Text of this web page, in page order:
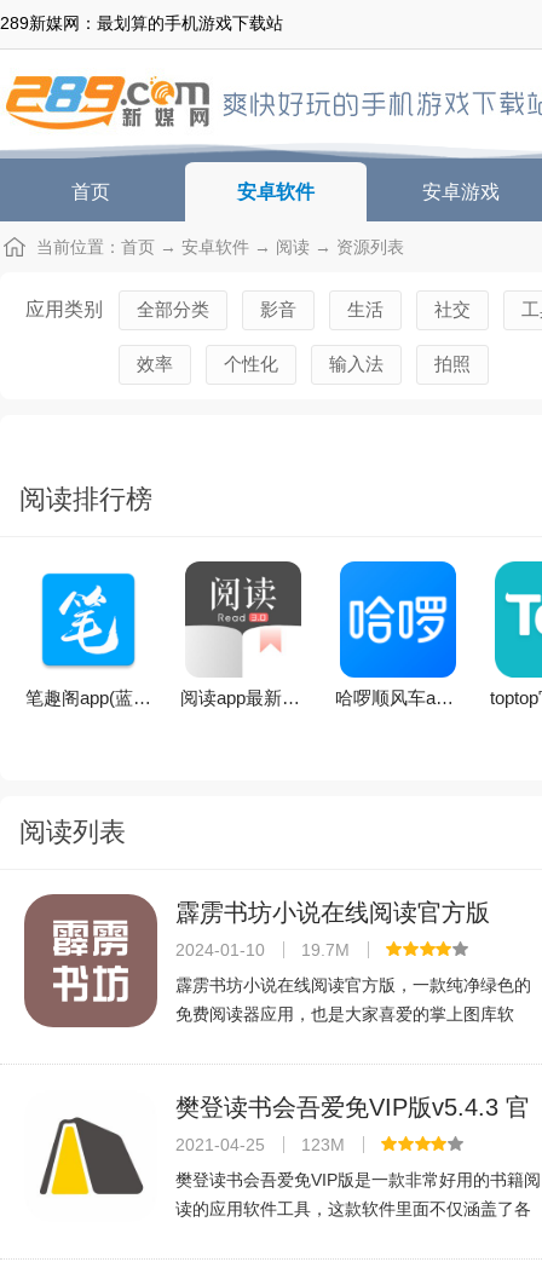
289新媒网：最划算的手机游戏下载站
首页 安卓软件 安卓游戏
当前位置： 首页 → 安卓软件 → 阅读 → 资源列表
应用类别 全部分类 影音 生活 社交
效率 个性化 输入法 拍照
阅读排行榜
笔趣阁app(蓝色版)无广告正版手机版v2021.09.88 安卓版 阅读app最新版下载v3.26.052802官方版 哈啰顺风车app下载最新版本v6.99.71最新版
阅读列表
霹雳书坊小说在线阅读官方版
v1.3.5最新版
2024-01-10
19.7M
霹雳书坊小说在线阅读官方版，一款纯净绿色的
免费阅读器应用，也是大家喜爱的掌上图库软
力于为大家带来更丰富的阅读体验！软
樊登读书会吾爱免VIP版v5.4.3 官
方安卓版
2021-04-25
123M
樊登读书会吾爱免VIP版是一款非常好用的书籍阅
读的应用软件工具，这款软件里面不仅涵盖了各